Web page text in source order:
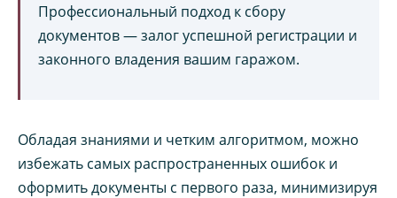
Профессиональный подход к сбору
документов — залог успешной регистрации и
законного владения вашим гаражом.
Обладая знаниями и четким алгоритмом, можно
избежать самых распространенных ошибок и
оформить документы с первого раза, минимизируя